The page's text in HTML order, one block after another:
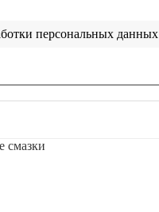
персональных данных
смазки